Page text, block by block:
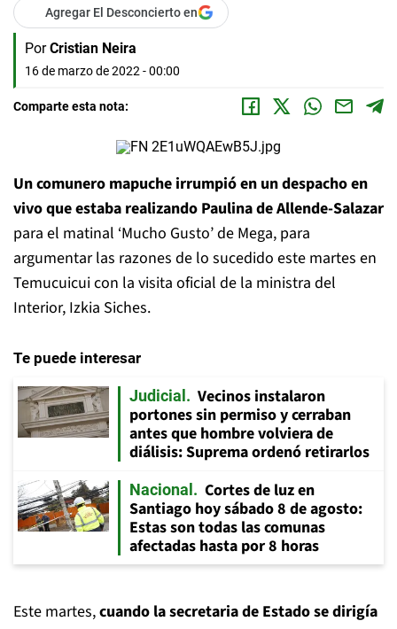
Agregar El Desconcierto en
Por Cristian Neira
16 de marzo de 2022 - 00:00
Comparte esta nota:
Un comunero mapuche irrumpió en un despacho en
vivo que estaba realizando Paulina de Allende-Salazar
para el matinal ‘Mucho Gusto’ de Mega, para
argumentar las razones de lo sucedido este martes en
Temucuicui con la visita oficial de la ministra del
Interior, Izkia Siches.
Te puede interesar
Judicial
Vecinos instalaron
portones sin permiso y cerraban
antes que hombre volviera de
diálisis: Suprema ordenó retirarlos
Nacional
Cortes de luz en
Santiago hoy sábado 8 de agosto:
Estas son todas las comunas
afectadas hasta por 8 horas
Este martes,cuando la secretaria de Estado se dirigía